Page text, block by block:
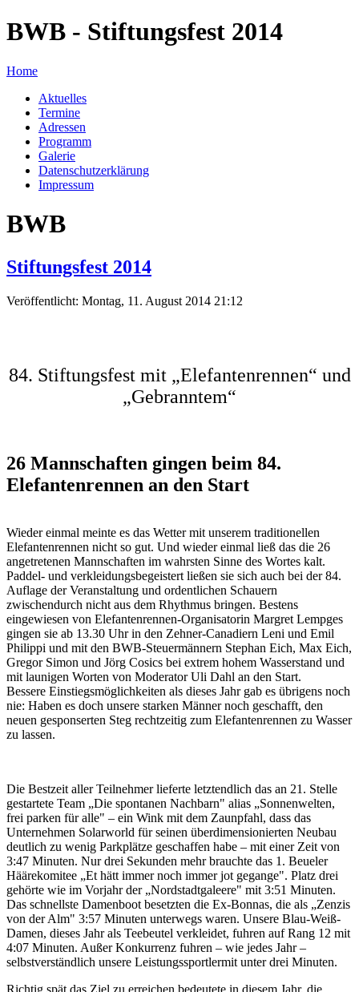
BWB - Stiftungsfest 2014
Home
Aktuelles
Termine
Adressen
Programm
Galerie
Datenschutzerklärung
Impressum
BWB
Stiftungsfest 2014
Veröffentlicht: Montag, 11. August 2014 21:12
84. Stiftungsfest mit „Elefantenrennen“ und
„Gebranntem“
26 Mannschaften gingen beim 84.
Elefantenrennen an den Start
Wieder einmal meinte es das Wetter mit unserem traditionellen
Elefantenrennen nicht so gut. Und wieder einmal ließ das die 26
angetretenen Mannschaften im wahrsten Sinne des Wortes kalt.
Paddel- und verkleidungsbegeistert ließen sie sich auch bei der 84.
Auflage der Veranstaltung und ordentlichen Schauern
zwischendurch nicht aus dem Rhythmus bringen. Bestens
eingewiesen von Elefantenrennen-Organisatorin Margret Lempges
gingen sie ab 13.30 Uhr in den Zehner-Canadiern Leni und Emil
Philippi und mit den BWB-Steuermännern Stephan Eich, Max Eich,
Gregor Simon und Jörg Cosics bei extrem hohem Wasserstand und
mit launigen Worten von Moderator Uli Dahl an den Start.
Bessere Einstiegsmöglichkeiten als dieses Jahr gab es übrigens noch
nie: Haben es doch unsere starken Männer noch geschafft, den
neuen gesponserten Steg rechtzeitig zum Elefantenrennen zu Wasser
zu lassen.
Die Bestzeit aller Teilnehmer lieferte letztendlich das an 21. Stelle
gestartete Team „Die spontanen Nachbarn" alias „Sonnenwelten,
frei parken für alle" – ein Wink mit dem Zaunpfahl, dass das
Unternehmen Solarworld für seinen überdimensionierten Neubau
deutlich zu wenig Parkplätze geschaffen habe – mit einer Zeit von
3:47 Minuten. Nur drei Sekunden mehr brauchte das 1. Beueler
Häärekomitee „Et hätt immer noch immer jot gegange". Platz drei
gehörte wie im Vorjahr der „Nordstadtgaleere" mit 3:51 Minuten.
Das schnellste Damenboot besetzten die Ex-Bonnas, die als „Zenzis
von der Alm" 3:57 Minuten unterwegs waren. Unsere Blau-Weiß-
Damen, dieses Jahr als Teebeutel verkleidet, fuhren auf Rang 12 mit
4:07 Minuten. Außer Konkurrenz fuhren – wie jedes Jahr –
selbstverständlich unsere Leistungssportlermit unter drei Minuten.